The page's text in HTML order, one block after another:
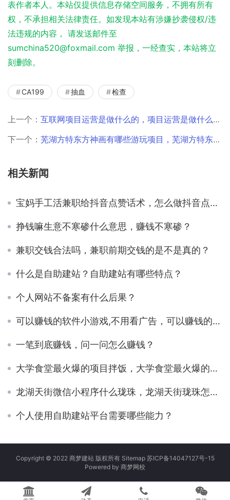
表作者本人。本站仅提供信息存储空间服务，不拥有所有
权，不承担相关法律责任。如发现本站有涉嫌抄袭侵权/违
法违规的内容， 请发送邮件至
sumchina520@foxmail.com 举报，一经查实，本站将立
刻删除。
CA199 抽血 检查
上一个： 互联网项目运营是做什么的，项目运营是做什么的工作内容是什么？
下一个： 芜湖方特东方神画有哪些游玩项目，芜湖方特东方神画有哪些游玩项目小孩可以玩？
相关新闻
宝妈手工活兼职给抖音点赞话术，怎么做抖音点赞兼职？
挣钱嘛生意不寒碜什么意思，赚钱不寒碜？
兼职交钱合法吗，兼职前期交钱的是不是真的？
什么是自助建站？自助建站有哪些特点？
个人网站不备案有什么后果？
可以赚钱的软件小游戏,不用看广告，可以赚钱的小游戏无广告无门槛？
一笔到底赚钱，问一问怎么赚钱？
大学食堂最火爆的项目拌饭，大学食堂最火爆的项目牛肉饭？
龙湖天街微信小程序什么珑珠，龙湖天街珑珠怎么用
个人使用自助建站平台需要哪些能力？
Copyright © 2022 商梦建站 版权所有 Sitemap 苏ICP备14047127号-15
Powered by 商梦网校